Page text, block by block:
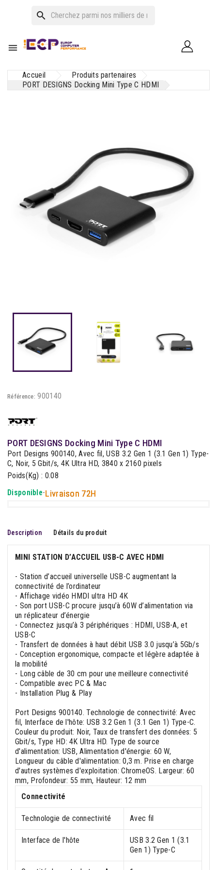
search

Accueil
Produits partenaires
PORT DESIGNS Docking Mini Type C HDMI
Référence: 900140
PORT DESIGNS Docking Mini Type C HDMI
Port Designs 900140, Avec fil, USB 3.2 Gen 1 (3.1 Gen 1) Type-
C, Noir, 5 Gbit/s, 4K Ultra HD, 3840 x 2160 pixels
Poids(Kg) : 0.08
Disponible-Livraison 72H
Description Détails du produit
MINI STATION D’ACCUEIL USB-C AVEC HDMI
- Station d’accueil universelle USB-C augmentant la
connectivité de l’ordinateur
- Affichage vidéo HMDI ultra HD 4K
- Son port USB-C procure jusqu’à 60W d’alimentation via
un réplicateur d’énergie
- Connectez jusqu’à 3 périphériques : HDMI, USB-A, et
USB-C
- Transfert de données à haut débit USB 3.0 jusqu’à 5Gb/s
- Conception ergonomique, compacte et légère adaptée à
la mobilité
- Long câble de 30 cm pour une meilleure connectivité
- Compatible avec PC & Mac
- Installation Plug & Play
Port Designs 900140. Technologie de connectivité: Avec
fil, Interface de l'hôte: USB 3.2 Gen 1 (3.1 Gen 1) Type-C.
Couleur du produit: Noir, Taux de transfert des données: 5
Gbit/s, Type HD: 4K Ultra HD. Type de source
d'alimentation: USB, Alimentation d'énergie: 60 W,
Longueur du câble d'alimentation: 0,3 m. Prise en charge
d'autres systèmes d'exploitation: ChromeOS. Largeur: 60
mm, Profondeur: 55 mm, Hauteur: 12 mm
Connectivité
Technologie de connectivité Avec fil
Interface de l'hôte
USB 3.2 Gen 1 (3.1
Gen 1) Type-C